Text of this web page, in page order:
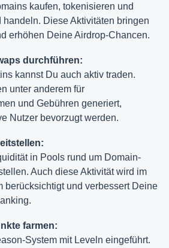
kaufen, tokenisieren und
Diese Aktivitäten bringen
erhöhen Deine Airdrop-Chancen.
durchführen:
kannst Du auch aktiv traden.
unter anderem für
und Gebühren generiert,
Nutzer bevorzugt werden.
in Pools rund um Domain-
Auch diese Aktivität wird im
berücksichtigt und verbessert Deine
farmen:
System mit Leveln eingeführt.